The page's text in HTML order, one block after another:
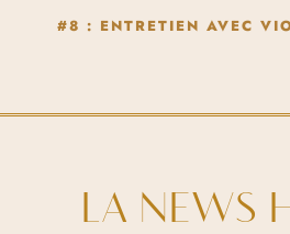
#8 : ENTRETIEN AVEC
LA NEWS